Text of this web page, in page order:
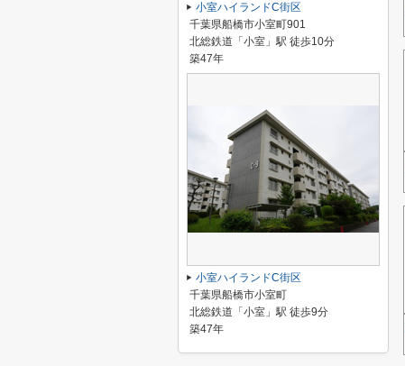
小室ハイランドC街区
千葉県船橋市小室町901
北総鉄道「小室」駅 徒歩10分
築47年
小室ハイランドC街区
千葉県船橋市小室町
北総鉄道「小室」駅 徒歩9分
築47年